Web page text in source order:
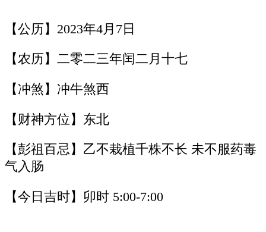
【公历】2023年4月7日
【农历】二零二三年闰二月十七
【冲煞】冲牛煞西
【财神方位】东北
【彭祖百忌】乙不栽植千株不长 未不服药毒
气入肠
【今日吉时】卯时 5:00-7:00